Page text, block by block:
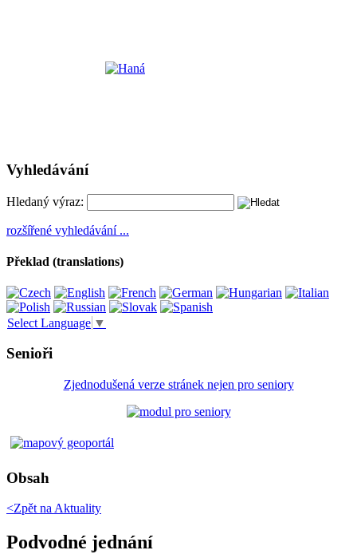
Vyhledávání
Hledaný výraz:
rozšířené vyhledávání ...
Překlad (translations)
Select Language ▼
Senioři
Zjednodušená verze stránek nejen pro seniory
Obsah
<Zpět naAktuality
Podvodné jednání